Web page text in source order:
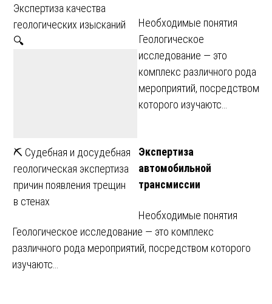
Экспертиза качества
геологических изысканий
🔍
⛏ Судебная и досудебная
геологическая экспертиза
причин появления трещин
в стенах
Необходимые понятия
Геологическое
исследование — это
комплекс различного рода
мероприятий, посредством
которого изучаютс…
Экспертиза
автомобильной
трансмиссии
Необходимые понятия
Геологическое исследование — это комплекс
различного рода мероприятий, посредством которого
изучаютс…